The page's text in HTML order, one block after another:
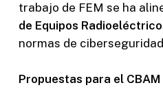
trabajo de FEM se ha
de Equipos
normas de
Propuestas para el CBAM